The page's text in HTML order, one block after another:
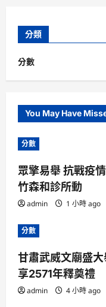
分類
分數
You May Have
分數
眾擎易舉 抗戰疫
竹森和診所動
admin 1 小時 ago
分數
甘肅武威文廟盛
享2571年釋奠禮
admin 4 小時 ago